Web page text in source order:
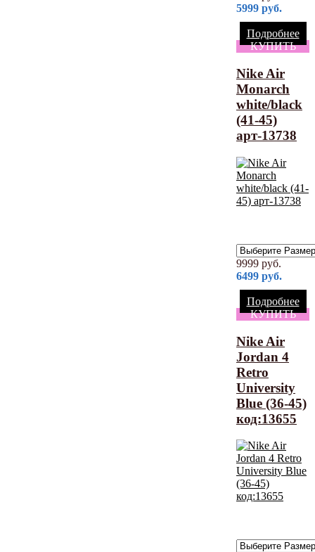
5999 руб.
Подробнее
КУПИТЬ
Nike Air
Monarch
white/black
(41-45)
арт-13738
9999 руб.
6499 руб.
Подробнее
КУПИТЬ
Nike Air
Jordan 4
Retro
University
Blue (36-45)
код:13655